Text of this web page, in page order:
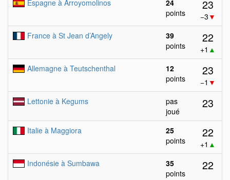
Espagne à Arroyomolinos
24
points
23
−3 ▼
France à St Jean d’Angely
39
points
22
+1 ▲
Allemagne à Teutschenthal
12
points
23
−1 ▼
Lettonie à Kegums
pas
joué
23
Italie à Maggiora
25
points
22
+1 ▲
Indonésie à Sumbawa
35
points
22